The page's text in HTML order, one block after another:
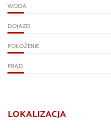
WODA
DOJAZD
POŁOŻENIE
PRĄD
LOKALIZACJA